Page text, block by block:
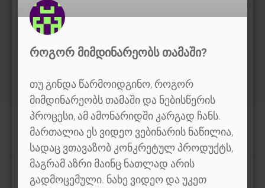
ᲠᲝᲒᲝᲠ ᲛᲘᲛᲓᲘᲜᲐᲠᲔᲝᲑᲡ ᲗᲐᲛᲐᲨᲘ?
თუ გინდა წარმოიდგინო, როგორ
მიმდინარეობს თამაში და ნებისწერის
პროცესი, ამ ამონარიდში კარგად ჩანს.
მართალია ეს ვიდეო ვებინარის ნაწილია,
სადაც ვთავაზობ კონკრეტულ პროდუქტს,
მაგრამ აზრი მაინც ნათლად არის
გადმოცემული. ნახე ვიდეო და უკეთ